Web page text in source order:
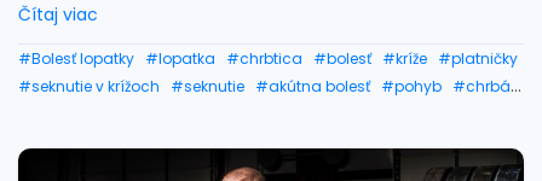
Čítaj viac
#Bolesť lopatky #lopatka #chrbtica #bolesť #kríže #platničky
#seknutie v krížoch
#seknutie #akútna bolesť #pohyb #chrbát
#správne sedenie